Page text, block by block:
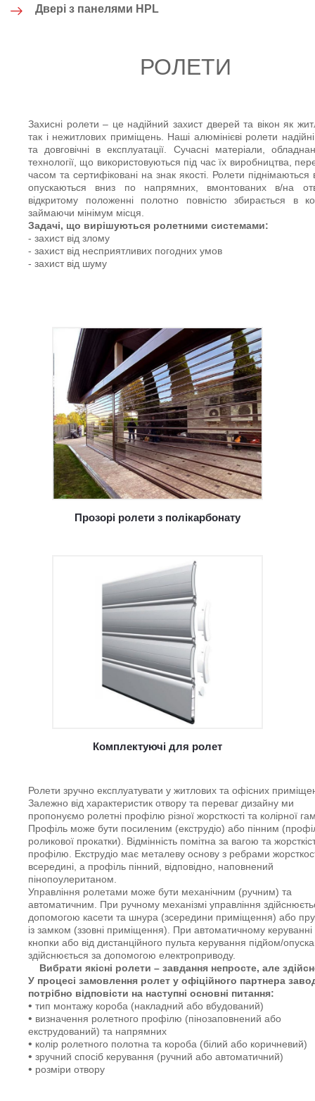
Двері з панелями HPL
РОЛЕТИ
Захисні ролети – це надійний захист дверей та вікон як
так і нежитлових приміщень. Наші алюмінієві ролети
та довговічні в експлуатації. Сучасні матеріали,
технології, що використовуються під час їх виробництва,
часом та сертифіковані на знак якості. Ролети піднімаються
опускаються вниз по напрямних, вмонтованих в/на
відкритому положенні полотно повністю збирається в
займаючи мінімум місця.
Задачі, що вирішуються ролетними системами:
- захист від злому
- захист від несприятливих погодних умов
- захист від шуму
Прозорі ролети з полікарбонату
Комплектуючі для ролет
Ролети зручно експлуатувати у житлових та офісних
Залежно від характеристик отвору та переваг дизайну ми
пропонуємо ролетні профілю різної жорсткості та колірної
Профіль може бути посиленим (екструдіо) або пінним
роликової прокатки). Відмінність помітна за вагою та
профілю. Екструдіо має металеву основу з ребрами
всередині, а профіль пінний, відповідно, наповнений
пінопоулеританом.
Управління ролетами може бути механічним (ручним) та
автоматичним. При ручному механізмі управління
допомогою касети та шнура (зсередини приміщення) або
із замком (ззовні приміщення). При автоматичному керуванні
кнопки або від дистанційного пульта керування підйом/
здійснюється за допомогою електроприводу.
Вибрати якісні ролети – завдання непросте, але
У процесі замовлення ролет у офіційного партнера
потрібно відповісти на наступні основні питання:
• тип монтажу короба (накладний або вбудований)
• визначення ролетного профілю (пінозаповнений або
екструдований) та напрямних
• колір ролетного полотна та короба (білий або коричневий)
• зручний спосіб керування (ручний або автоматичний)
• розміри отвору